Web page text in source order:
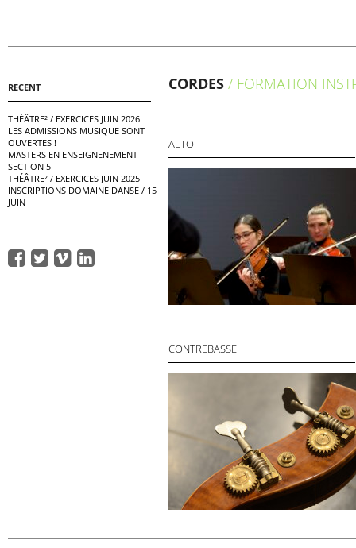
RECENT
THÉÂTRE² / EXERCICES JUIN 2026
LES ADMISSIONS MUSIQUE SONT
OUVERTES !
MASTERS EN ENSEIGNENEMENT
SECTION 5
THÉÂTRE² / EXERCICES JUIN 2025
INSCRIPTIONS DOMAINE DANSE / 15
JUIN
CORDES / FORMATION
ALTO
CONTREBASSE